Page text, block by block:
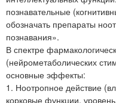
познавательные
обозначать препараты
познавания».
В спектре
(нейрометаболических
основные эффекты:
1. Ноотропное действие
корковые функции,